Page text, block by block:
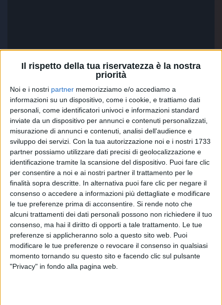
Il rispetto della tua riservatezza è la nostra
priorità
Noi e i nostri partner memorizziamo e/o accediamo a
informazioni su un dispositivo, come i cookie, e trattiamo dati
personali, come identificatori univoci e informazioni standard
inviate da un dispositivo per annunci e contenuti personalizzati,
misurazione di annunci e contenuti, analisi dell'audience e
sviluppo dei servizi. Con la tua autorizzazione noi e i nostri 1733
partner possiamo utilizzare dati precisi di geolocalizzazione e
identificazione tramite la scansione del dispositivo. Puoi fare clic
per consentire a noi e ai nostri partner il trattamento per le
finalità sopra descritte. In alternativa puoi fare clic per negare il
consenso o accedere a informazioni più dettagliate e modificare
le tue preferenze prima di acconsentire. Si rende noto che
alcuni trattamenti dei dati personali possono non richiedere il tuo
consenso, ma hai il diritto di opporti a tale trattamento. Le tue
preferenze si applicheranno solo a questo sito web. Puoi
modificare le tue preferenze o revocare il consenso in qualsiasi
momento tornando su questo sito e facendo clic sul pulsante
"Privacy" in fondo alla pagina web.
Il calendario della tournée è questo:
7 MAGGIO 2021 - DEMODÈ – MODUGNO
(recupero data del 22 maggio 2020)
13 MAGGIO 2021 – ESTRAGON – BOLOGNA
(recupero data del 9 aprile 2020 e successivamente
del 15 maggio 2020)
14 MAGGIO 2021– FABRIQUE – MILANO
(recupero data del 17 aprile 2020 e successivamente
del 14 maggio 2020)
15 MAGGIO 2021 – ATLANTICO LIVE – ROMA